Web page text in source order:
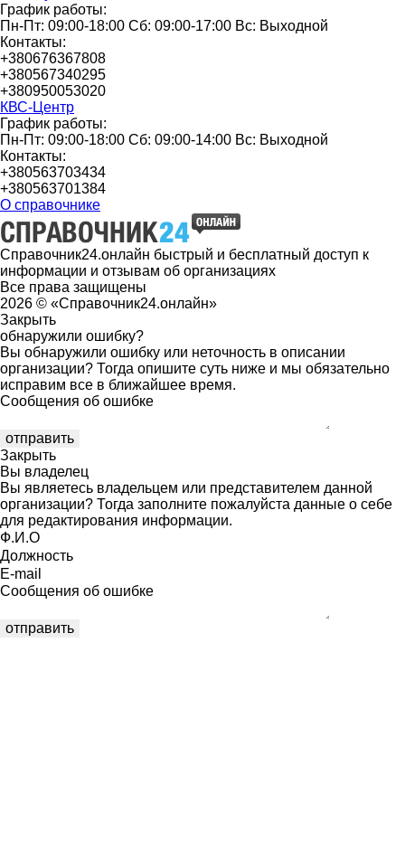
График работы:
Пн-Пт: 09:00-18:00 Сб: 09:00-17:00 Вс: Выходной
Контакты:
+380676367808
+380567340295
+380950053020
КВС-Центр
График работы:
Пн-Пт: 09:00-18:00 Сб: 09:00-14:00 Вс: Выходной
Контакты:
+380563703434
+380563701384
О справочнике
Справочник24.онлайн быстрый и бесплатный доступ к
информации и отзывам об организациях
Все права защищены
2026 © «Справочник24.онлайн»
Закрыть
обнаружили ошибку?
Вы обнаружили ошибку или неточность в описании
организации? Тогда опишите суть ниже и мы обязательно
исправим все в ближайшее время.
Сообщения об ошибке
Закрыть
Вы владелец
Вы являетесь владельцем или представителем данной
организации? Тогда заполните пожалуйста данные о себе
для редактирования информации.
Ф.И.О
Должность
E-mail
Сообщения об ошибке